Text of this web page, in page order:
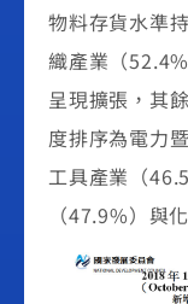
物料存貨水準
織產業（
呈現擴張，其
度排序為電力
工具產業（
（47.9%）與